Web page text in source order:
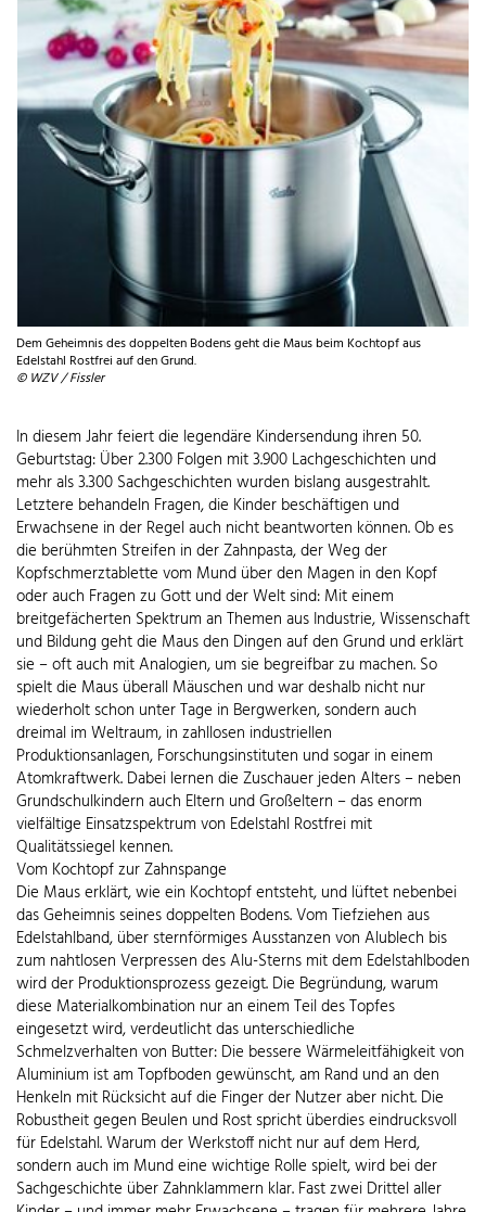
Dem Geheimnis des doppelten Bodens geht die Maus beim Kochtopf aus
Edelstahl Rostfrei auf den Grund.
© WZV / Fissler
In diesem Jahr feiert die legendäre Kindersendung ihren 50.
Geburtstag: Über 2.300 Folgen mit 3.900 Lachgeschichten und
mehr als 3.300 Sachgeschichten wurden bislang ausgestrahlt.
Letztere behandeln Fragen, die Kinder beschäftigen und
Erwachsene in der Regel auch nicht beantworten können. Ob es
die berühmten Streifen in der Zahnpasta, der Weg der
Kopfschmerztablette vom Mund über den Magen in den Kopf
oder auch Fragen zu Gott und der Welt sind: Mit einem
breitgefächerten Spektrum an Themen aus Industrie, Wissenschaft
und Bildung geht die Maus den Dingen auf den Grund und erklärt
sie – oft auch mit Analogien, um sie begreifbar zu machen. So
spielt die Maus überall Mäuschen und war deshalb nicht nur
wiederholt schon unter Tage in Bergwerken, sondern auch
dreimal im Weltraum, in zahllosen industriellen
Produktionsanlagen, Forschungsinstituten und sogar in einem
Atomkraftwerk. Dabei lernen die Zuschauer jeden Alters – neben
Grundschulkindern auch Eltern und Großeltern – das enorm
vielfältige Einsatzspektrum von Edelstahl Rostfrei mit
Qualitätssiegel kennen.
Vom Kochtopf zur Zahnspange
Die Maus erklärt, wie ein Kochtopf entsteht, und lüftet nebenbei
das Geheimnis seines doppelten Bodens. Vom Tiefziehen aus
Edelstahlband, über sternförmiges Ausstanzen von Alublech bis
zum nahtlosen Verpressen des Alu-Sterns mit dem Edelstahlboden
wird der Produktionsprozess gezeigt. Die Begründung, warum
diese Materialkombination nur an einem Teil des Topfes
eingesetzt wird, verdeutlicht das unterschiedliche
Schmelzverhalten von Butter: Die bessere Wärmeleitfähigkeit von
Aluminium ist am Topfboden gewünscht, am Rand und an den
Henkeln mit Rücksicht auf die Finger der Nutzer aber nicht. Die
Robustheit gegen Beulen und Rost spricht überdies eindrucksvoll
für Edelstahl. Warum der Werkstoff nicht nur auf dem Herd,
sondern auch im Mund eine wichtige Rolle spielt, wird bei der
Sachgeschichte über Zahnklammern klar. Fast zwei Drittel aller